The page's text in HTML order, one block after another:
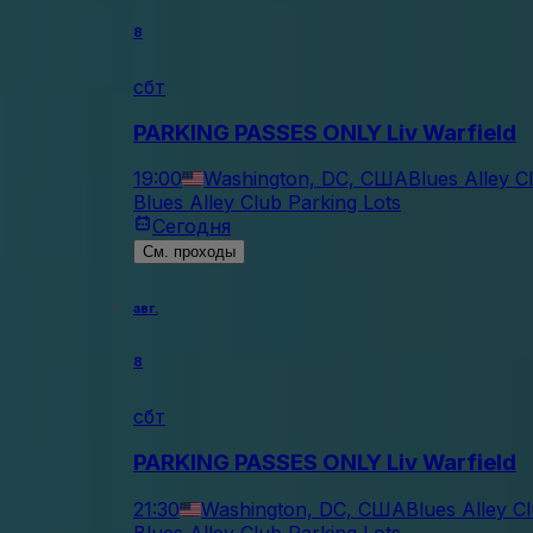
8
сбт
PARKING PASSES ONLY Liv Warfield
19:00 Washington, DC, СШАBlues Alley
Blues Alley Club Parking Lots
Сегодня
См. проходы
авг.
8
сбт
PARKING PASSES ONLY Liv Warfield
21:30 Washington, DC, СШАBlues Alley